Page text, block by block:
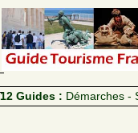
12 Guides : Démarches -